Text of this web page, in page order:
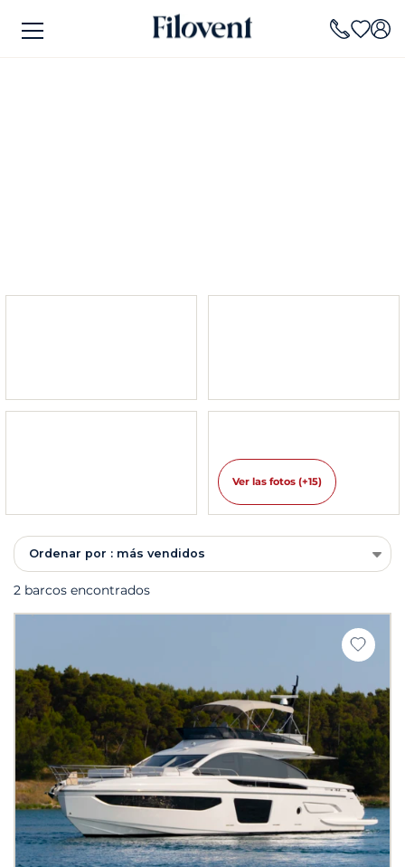
Ver las fotos (+15)
Ordenar por : más vendidos
2 barcos encontrados